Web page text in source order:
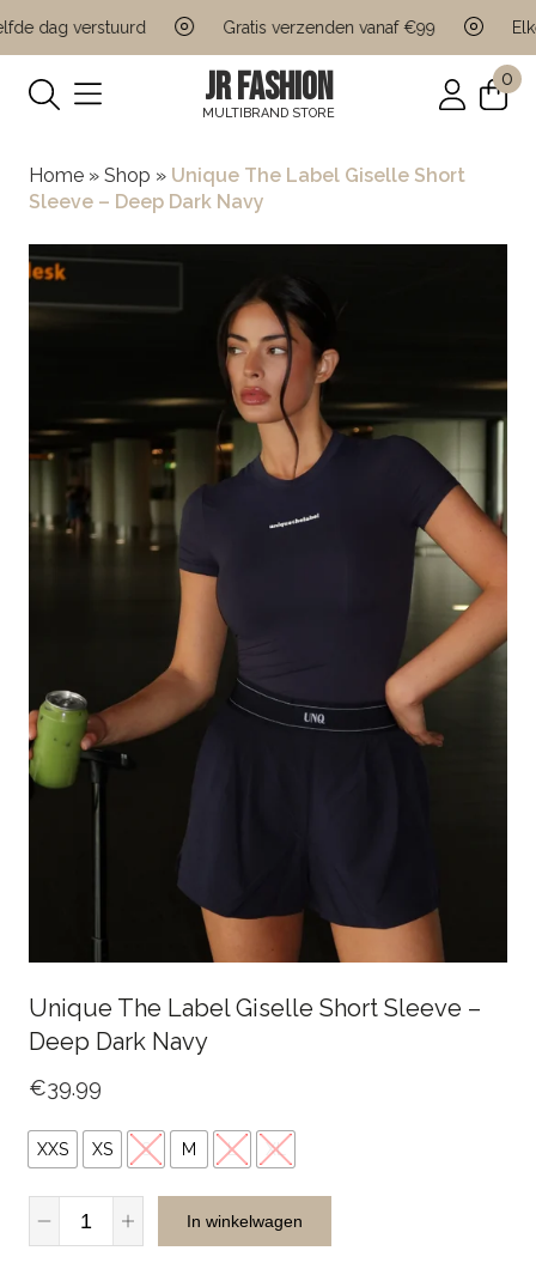
dag verstuurd Gratis verzenden vanaf €99
JR FASHION
MULTIBRAND STORE
0
Home » Shop » Unique The Label Giselle Short
Sleeve – Deep Dark Navy
Unique The Label Giselle Short Sleeve –
Deep Dark Navy
€39.99
XXS XS S M L XL
Unique
The
In winkelwagen